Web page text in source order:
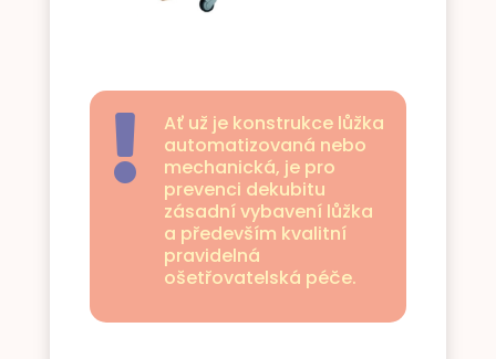

Ať už je konstrukce lůžka
automatizovaná nebo
mechanická, je pro
prevenci dekubitu
zásadní vybavení lůžka
a především kvalitní
pravidelná
ošetřovatelská péče.